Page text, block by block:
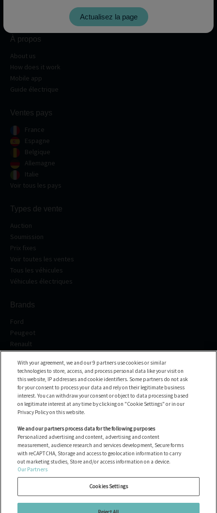
À propos
About us
How does it work
Mobile app
Guide électrique
Ventes pays
France
Espagne
Belgique
Allemagne
Italie
Voir tous les pays
Types de vente
Auction
Soumission
Prix fixes
Voir toutes les ventes
Tous les véhicules
Véhicules électriques
Brands
Ford
Peugeot
Renault
BMW
See all the brands
Help center
Contact us
Cookie policy
Mentions légales
Déclaration d'accessibilité
Gérer les cookies
All the vehicles
With your agreement, we and our 9 partners use cookies or similar
technologies to store, access, and process personal data like your visit on
this website, IP addresses and cookie identifiers. Some partners do not ask
for your consent to process your data and rely on their legitimate business
interest. You can withdraw your consent or object to data processing based
on legitimate interest at any time by clicking on "Cookie Settings" or in our
Privacy Policy on this website.
We and our partners process data for the following purposes
Personalized advertising and content, advertising and content
measurement, audience research and services development, Secure forms
with reCAPTCHA, Storage and access to geolocation information to carry
out marketing studies, Store and/or access information on a device.
Our Partners
Cookies Settings
Actualisez la page